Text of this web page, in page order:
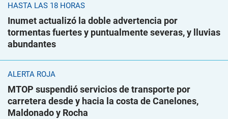
HASTA LAS 18 HORAS
Inumet actualizó la doble advertencia por
tormentas fuertes y puntualmente severas, y lluvias
abundantes
ALERTA ROJA
MTOP suspendió servicios de transporte por
carretera desde y hacia la costa de Canelones,
Maldonado y Rocha